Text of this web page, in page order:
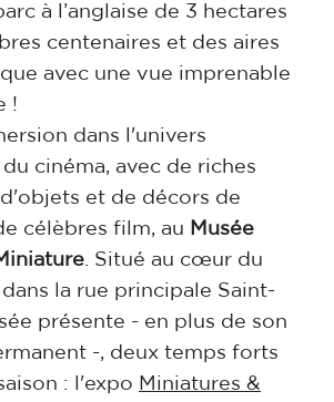
à l’anglaise de 3 hectares
centenaires et des aires
avec une vue imprenable
!
dans l'univers
cinéma, avec de riches
et de décors de
célèbres film, au Musée
. Situé au cœur du
la rue principale Saint-
présente - en plus de son
-, deux temps forts
: l'expo Miniatures &